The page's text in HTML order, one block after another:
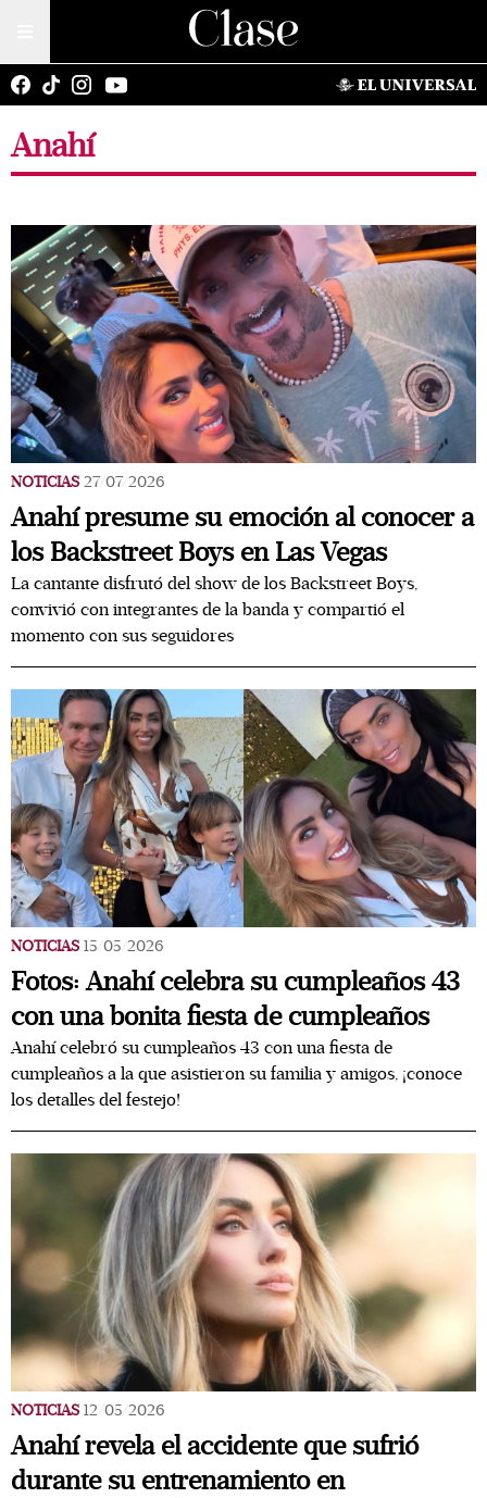
Anahí
NOTICIAS 27/07/2026
Anahí presume su emoción al conocer a
los Backstreet Boys en Las Vegas
La cantante disfrutó del show de los Backstreet Boys,
convivió con integrantes de la banda y compartió el
momento con sus seguidores
NOTICIAS 15/05/2026
Fotos: Anahí celebra su cumpleaños 43
con una bonita fiesta de cumpleaños
Anahí celebró su cumpleaños 43 con una fiesta de
cumpleaños a la que asistieron su familia y amigos, ¡conoce
los detalles del festejo!
NOTICIAS 12/05/2026
Anahí revela el accidente que sufrió
durante su entrenamiento en